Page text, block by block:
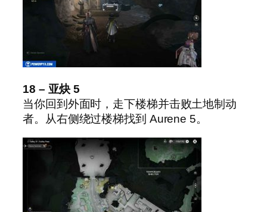
18 – 亚炔 5
当你回到外面时，走下楼梯并击败土地制动
者。从右侧绕过楼梯找到 Aurene 5。